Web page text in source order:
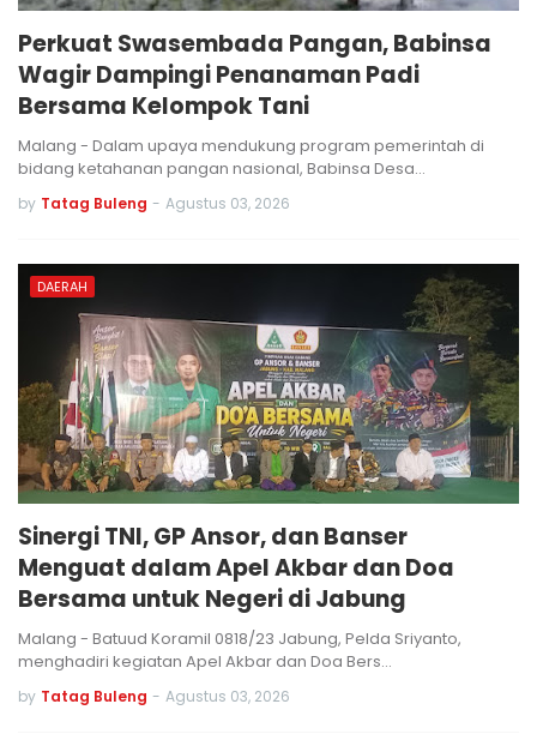
Perkuat Swasembada Pangan, Babinsa
Wagir Dampingi Penanaman Padi
Bersama Kelompok Tani
Malang - Dalam upaya mendukung program pemerintah di
bidang ketahanan pangan nasional, Babinsa Desa…
by Tatag Buleng - Agustus 03, 2026
DAERAH
Sinergi TNI, GP Ansor, dan Banser
Menguat dalam Apel Akbar dan Doa
Bersama untuk Negeri di Jabung
Malang - Batuud Koramil 0818/23 Jabung, Pelda Sriyanto,
menghadiri kegiatan Apel Akbar dan Doa Bers…
by Tatag Buleng - Agustus 03, 2026